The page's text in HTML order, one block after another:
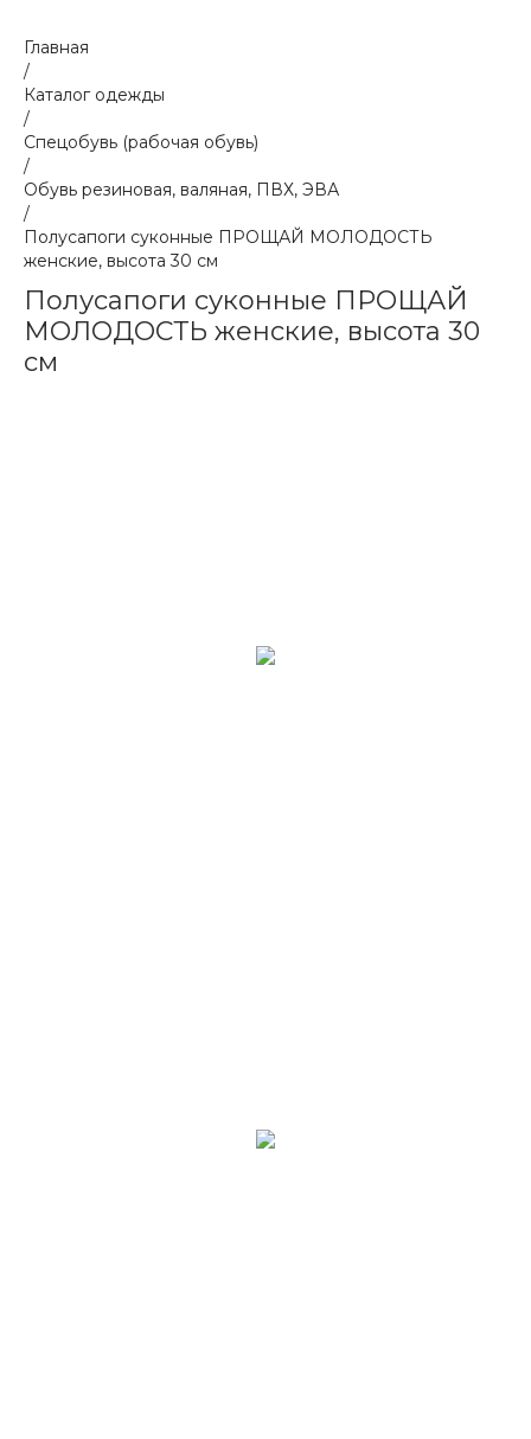
Главная
/
Каталог одежды
/
Спецобувь (рабочая обувь)
/
Обувь резиновая, валяная, ПВХ, ЭВА
/
Полусапоги суконные ПРОЩАЙ МОЛОДОСТЬ
женские, высота 30 см
Полусапоги суконные ПРОЩАЙ
МОЛОДОСТЬ женские, высота 30
см